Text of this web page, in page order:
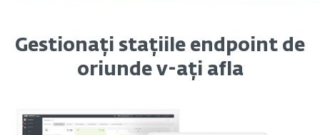
Gestionați stațiile endpoint de
oriunde v-ați afla